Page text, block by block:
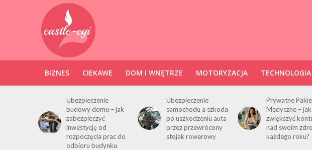
BIZNES CIEKAWE DOM I WNĘTRZE MOTORYZACJA TECHNOLOGIA
Ubezpieczenie
budowy domu – jak
zabezpieczyć
inwestycję od
rozpoczęcia prac do
odbioru budynku
Ubezpieczenie
samochodu a szkoda
po uszkodzeniu auta
przez przewrócony
stojak rowerowy
Prywatne
Medyczne – jak
zwiększyć
nad swoim
każdego roku?